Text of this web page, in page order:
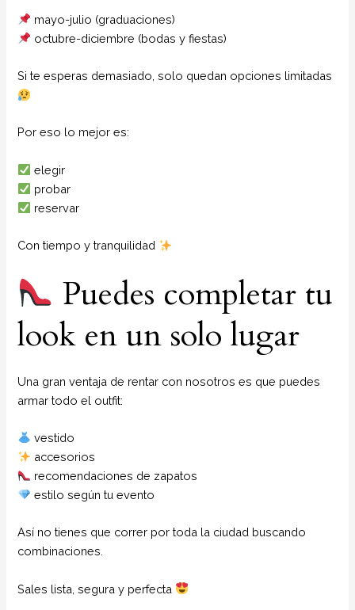
mayo-julio (graduaciones)
octubre-diciembre (bodas y fiestas)
Si te esperas demasiado, solo quedan opciones limitadas
Por eso lo mejor es:
elegir
probar
reservar
Con tiempo y tranquilidad
Puedes completar tu
look en un solo lugar
Una gran ventaja de rentar con nosotros es que puedes
armar todo el outfit:
vestido
accesorios
recomendaciones de zapatos
estilo según tu evento
Así no tienes que correr por toda la ciudad buscando
combinaciones.
Sales lista, segura y perfecta